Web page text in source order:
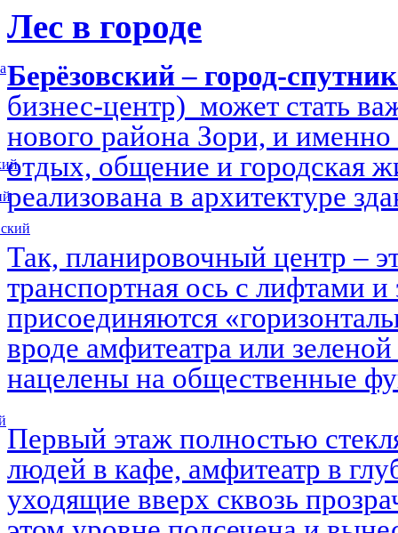
Лес в городе
Берёзовский – город-
бизнес-центр) может стать
нового района Зори, и именно
отдых, общение и городская
реализована в архитектуре
Так, планировочный центр –
транспортная ось с лифтами и
присоединяются
вроде амфитеатра или
нацелены на общественные
Первый этаж полностью
людей в кафе, амфитеатр в
уходящие вверх сквозь